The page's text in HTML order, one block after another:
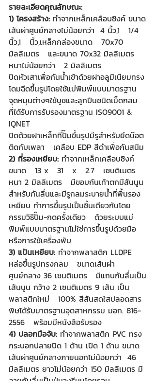
รายละเอียดคุณลักษณะ:
1) โครงสร้าง: ทำจากเหล็กเคลือบซิงค์ ขนาด
เส้นผ่าศูนย์กลางไม่น้อยกว่า  4 นิ้ว,1   1/4
นิ้ว,1   นิ้ว,เหล็กกล่องขนาด   70x70
มิลลิเมตร   และขนาด 70x32 มิลลิเมตร
หนาไม่น้อยกว่า   2 มิลลิเมตร
ปิดหัวเสาเพื่อกันน้ำเข้าด้วยฝาอลูมิเนียมทรง
โดมฉีดขึ้นรูปโดยใช้แม่พิมพ์แบบมาตรฐาน
จุดหมุนต่างๆใช้บูชและลูกปืนชนิดเม็ดกลม
ที่ได้รับการรับรองมาตรฐาน ISO9001 &
IQNET
ปิดด้วยฝาเหล็กที่ปั๊มขึ้นรูปมีรูสำหรับยึดน๊อต
ติดกับเพลา   เคลือบ EDP สีดำเพื่อกันสนิม
2) ที่รองเหยียบ: ทำจากเหล็กเคลือบซิงค์
ขนาด   13 x   31   x   2.7   เซนติเมตร
หนา 2 มิลลิเมตร   มีขอบกันเท้าตกมีสันนูน
สำหรับกันลื่นและมีรูกลมระบายน้ำที่พื้นรอง
เหยียบ ทำการขึ้นรูปเป็นชิ้นเดียวกันโดย
กรรมวิธีปั๊ม-กดครั้งเดียว   ด้วยระบบแม่
พิมพ์แบบมาตรฐานไม่ใช่การขึ้นรูปด้วยมือ
หรือการใช้เครื่องพับ
3) แป้นเหยียบ: ทำจากพลาสติก LLDPE
หล่อขึ้นรูปทรงกลม   ขนาดเส้นผ่า
ศูนย์กลาง 36 เซนติเมตร   มีแถบกันลื่นเป็น
เส้นนูน กว้าง 2 เซนติเมตร 9 เส้น เป็น
พลาสติกใหม่   100% สีสันสดใสปลอดสาร
พิษได้รับมาตรฐานอุตสาหกรรม มอก. 816-
2556   พร้อมมีหนังสือรับรอง
4) ปลอกมือจับ: ทำจากพลาสติก PVC ทรง
กระบอกปลายปิด 1 ด้าน เปิด 1 ด้าน ขนาด
เส้นผ่าศูนย์กลางภายนอกไม่น้อยกว่า  46
มิลลิเมตร ยาวไม่น้อยกว่า 150 มิลลิเมตร มี